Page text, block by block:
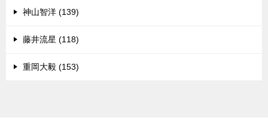
神山智洋 (139)
藤井流星 (118)
重岡大毅 (153)